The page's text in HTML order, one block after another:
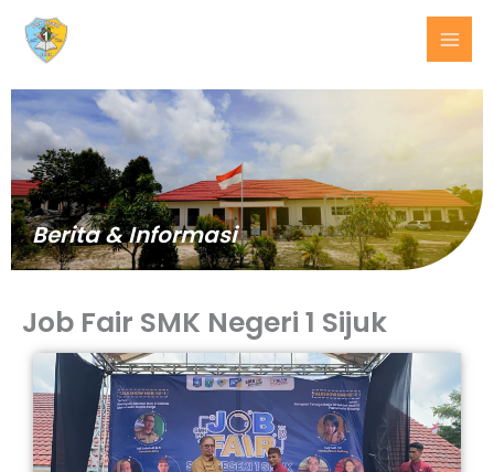
konten
Berita & Informasi
Job Fair SMK Negeri 1 Sijuk
BERITA
TERKINI